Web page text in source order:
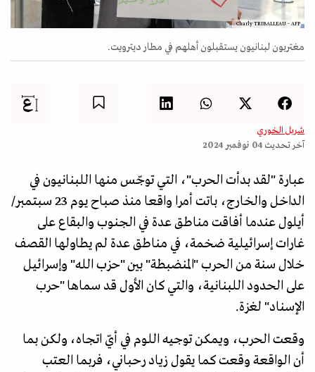
Charly TRIBALLEAU - AFP
مغتربون لبنانيون يستقبلون أهلهم في مطار ديترويت.
شربل الخوري
آخر تحديث 04 نوفمبر 2024
عبارة "لقد بدأت الحرب"، التي توجّس منها اللبنانيون في
الداخل والخارج، باتت أمرا واقعا منذ صباح يوم 23 سبتمبر/
أيلول عندما أفاقت مناطق عدة في الجنوب والبقاع على
غارات إسرائيلية ضخمة، في مناطق عدة لم يطاولها القصف
خلال سنة من الحرب "المنضبطة" بين "حزب الله" وإسرائيل
على الحدود اللبنانية، والتي كان الأول قد سماها "حرب
الإسناد" لغزة.
وقعت الحرب، ويمكن توجيه اللوم في أيّ اتجاه، ولكن بما
أن الواقعة وقعت كما يقول زياد رحباني، فربما العتب